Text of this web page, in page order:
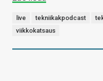
live tekniikakpodcast
viikkokatsaus